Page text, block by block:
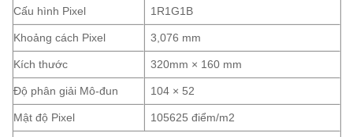
Cấu hình Pixel 1R1G1B
Khoảng cách Pixel 3,076 mm
Kích thước 320mm × 160 mm
Độ phân giải Mô-đun 104 × 52
Mật độ Pixel 105625 điểm/m2